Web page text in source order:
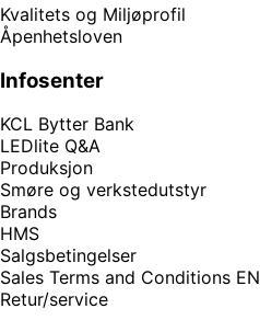
Kvalitets og Miljøprofil
Åpenhetsloven
Infosenter
KCL Bytter Bank
LEDlite Q&A
Produksjon
Smøre og verkstedutstyr
Brands
HMS
Salgsbetingelser
Sales Terms and Conditions EN
Retur/service